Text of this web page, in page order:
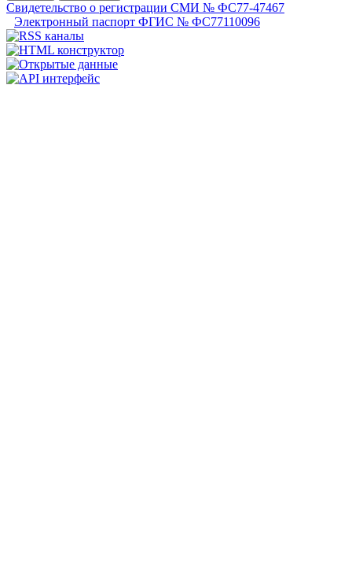
Свидетельство о регистрации СМИ № ФС77-47467
Электронный паспорт ФГИС № ФС77110096